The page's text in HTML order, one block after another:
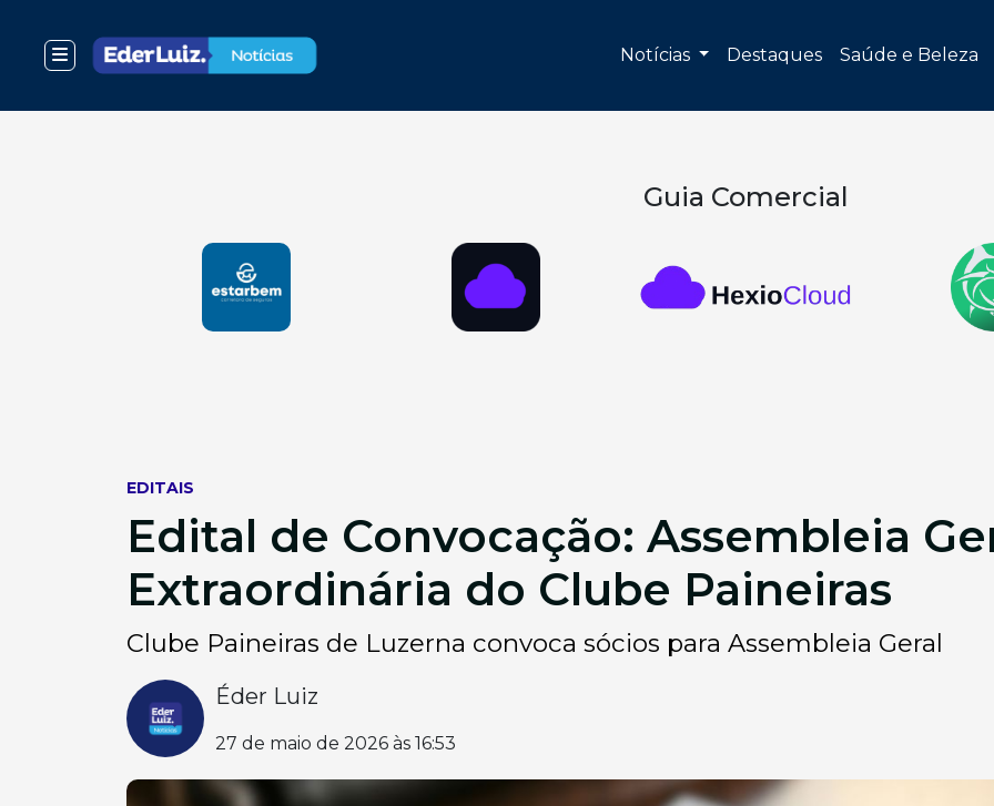
Notícias Destaques Saúde e Beleza
Guia Comercial
EDITAIS
Edital de Convocação: Assembleia
Extraordinária do Clube Paineiras
Clube Paineiras de Luzerna convoca sócios para Assembleia Geral
Éder Luiz
27 de maio de 2026 às 16:53